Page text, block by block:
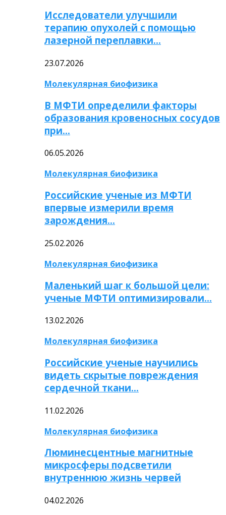
Исследователи улучшили
терапию опухолей с помощью
лазерной переплавки…
23.07.2026
Молекулярная биофизика
В МФТИ определили факторы
образования кровеносных сосудов
при…
06.05.2026
Молекулярная биофизика
Российские ученые из МФТИ
впервые измерили время
зарождения…
25.02.2026
Молекулярная биофизика
Маленький шаг к большой цели:
ученые МФТИ оптимизировали…
13.02.2026
Молекулярная биофизика
Российские ученые научились
видеть скрытые повреждения
сердечной ткани…
11.02.2026
Молекулярная биофизика
Люминесцентные магнитные
микросферы подсветили
внутреннюю жизнь червей
04.02.2026